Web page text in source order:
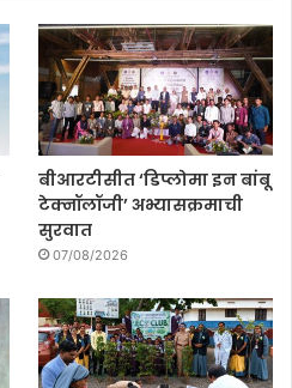
बीआरटीसीत ‘डिप्लोमा इन बांबू
टेक्नॉलॉजी’ अभ्यासक्रमाची
सुरवात
07/08/2026